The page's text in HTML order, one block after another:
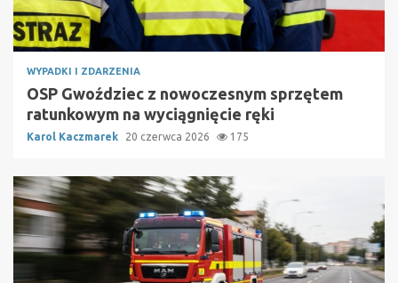
WYPADKI I ZDARZENIA
OSP Gwoździec z nowoczesnym sprzętem
ratunkowym na wyciągnięcie ręki
Karol Kaczmarek 20 czerwca 2026 175